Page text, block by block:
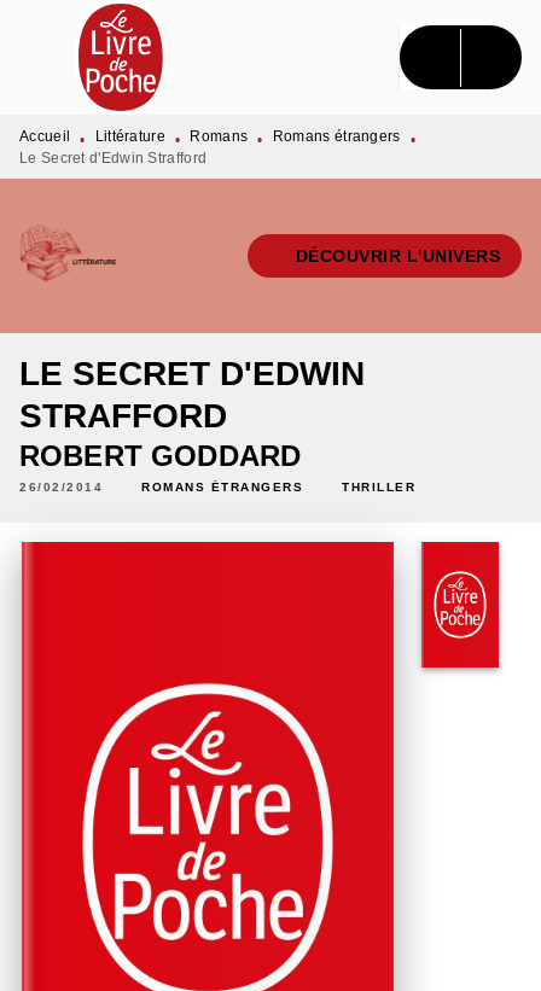
MENU RECHERCHE CONTENU
PIED DE PAGE
Accueil • Littérature • Romans • Romans étrangers
•
Le Secret d'Edwin Strafford
DÉCOUVRIR L'UNIVERS
LE SECRET D'EDWIN
STRAFFORD
ROBERT GODDARD
26/02/2014 ROMANS ÉTRANGERS THRILLER